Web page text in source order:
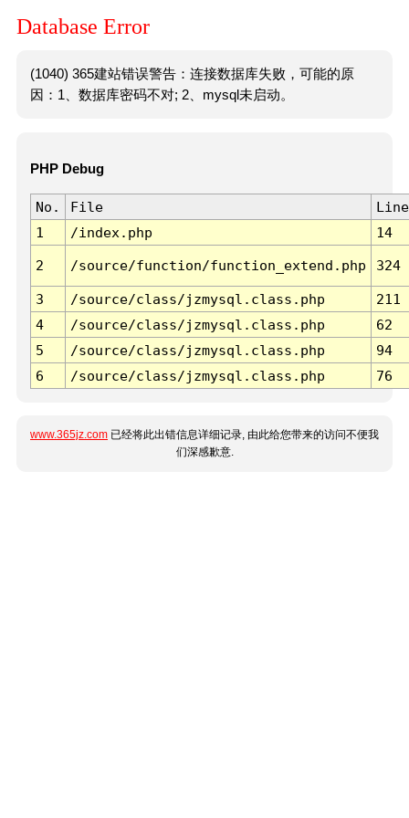
Database Error
(1040) 365建站错误警告：连接数据库失败，可能的原
因：1、数据库密码不对; 2、mysql未启动。
PHP Debug
No. File
Line
1
/index.php 14
2 /source/function/function_extend.php 324
3 /source/class/jzmysql.class.php
211
4
/source/class/jzmysql.class.php
62
5
/source/class/jzmysql.class.php
94
6
/source/class/jzmysql.class.php 76
www.365jz.com 已经将此出错信息详细记录, 由此给您带来的访问不便我
们深感歉意.